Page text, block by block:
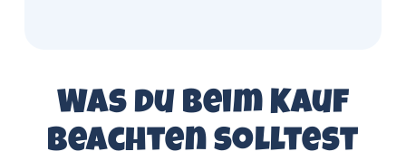
Was du beim Kauf
beachten solltest